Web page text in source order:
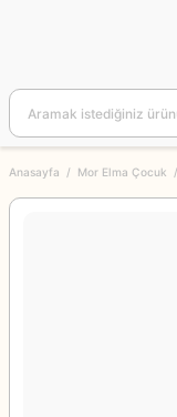
Anasayfa Mor Elma Çocuk